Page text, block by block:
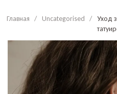
Главная / Uncategorised /
Уход